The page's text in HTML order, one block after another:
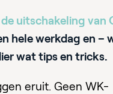
de uitschakeling van
hele werkdag en –
wat tips en tricks.
eruit. Geen WK-